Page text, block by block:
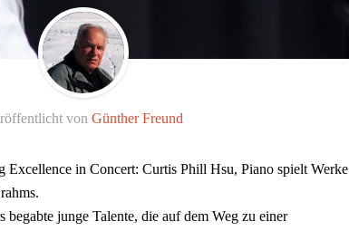
von Günther Freund
in Concert: Curtis Phill Hsu, Piano spielt Werke
junge Talente, die auf dem Weg zu einer